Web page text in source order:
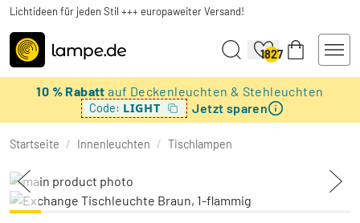
Lichtideen für jeden Stil +++ europaweiter Versand!
1827
10 % Rabattauf Deckenleuchten & Stehleuchten
Code: LIGHT Jetzt sparen
Startseite / Innenleuchten / Tischlampen